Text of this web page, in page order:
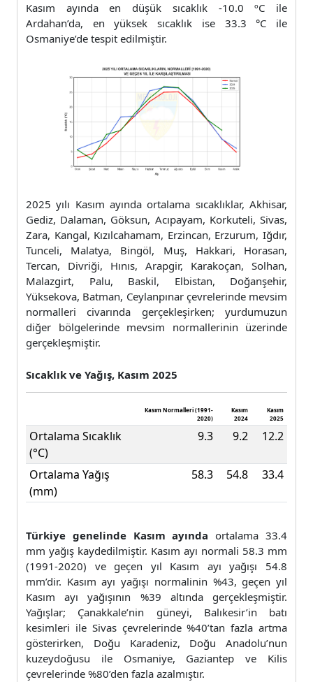
Kasım ayında en düşük sıcaklık -10.0 ºC ile
Ardahan’da, en yüksek sıcaklık ise 33.3 °C ile
Osmaniye’de tespit edilmiştir.
2025 yılı Kasım ayında ortalama sıcaklıklar, Akhisar,
Gediz, Dalaman, Göksun, Acıpayam, Korkuteli, Sivas,
Zara, Kangal, Kızılcahamam, Erzincan, Erzurum, Iğdır,
Tunceli, Malatya, Bingöl, Muş, Hakkari, Horasan,
Tercan, Divriği, Hınıs, Arapgir, Karakoçan, Solhan,
Malazgirt, Palu, Baskil, Elbistan, Doğanşehir,
Yüksekova, Batman, Ceylanpınar çevrelerinde mevsim
normalleri civarında gerçekleşirken; yurdumuzun
diğer bölgelerinde mevsim normallerinin üzerinde
gerçekleşmiştir.
Sıcaklık ve Yağış, Kasım 2025
Kasım Normalleri (1991-
2020)
Kasım
2024
Kasım
2025
Ortalama Sıcaklık
(°C)
9.3 9.2 12.2
Ortalama Yağış
(mm)
58.3 54.8 33.4
Türkiye genelinde Kasım ayındaortalama 33.4
mm yağış kaydedilmiştir. Kasım ayı normali 58.3 mm
(1991-2020) ve geçen yıl Kasım ayı yağışı 54.8
mm’dir. Kasım ayı yağışı normalinin %43, geçen yıl
Kasım ayı yağışının %39 altında gerçekleşmiştir.
Yağışlar; Çanakkale’nin güneyi, Balıkesir’in batı
kesimleri ile Sivas çevrelerinde %40’tan fazla artma
gösterirken, Doğu Karadeniz, Doğu Anadolu’nun
kuzeydoğusu ile Osmaniye, Gaziantep ve Kilis
çevrelerinde %80’den fazla azalmıştır.